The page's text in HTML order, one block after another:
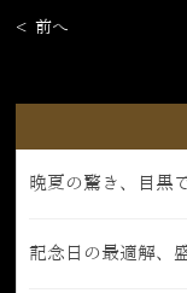
< 前へ
晩夏の驚き、目黒
記念日の最適解、